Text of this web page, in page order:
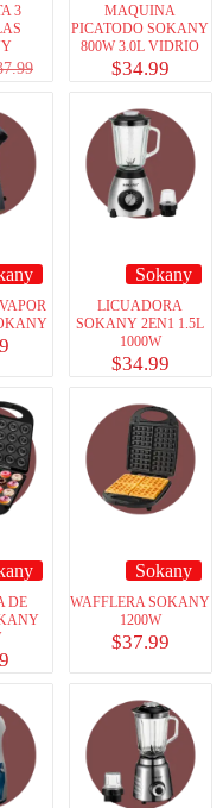
3
MAQUINA
PICATODO SOKANY
800W 3.0L VIDRIO
$34.99
Sokany
LICUADORA
SOKANY 2EN1 1.5L
1000W
$34.99
DE
Sokany
WAFFLERA SOKANY
1200W
$37.99